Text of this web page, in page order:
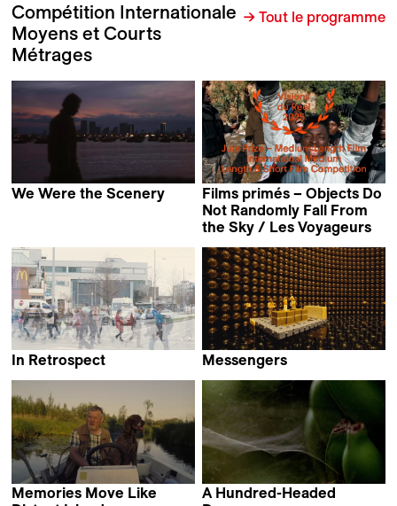
Compétition Internationale
Moyens et Courts
Métrages
→ Tout le programme
We Were the Scenery
Films primés – Objects Do
Not Randomly Fall From
the Sky / Les Voyageurs
In Retrospect
Mila Zhluktenko
Messengers
Memories Move Like
A Hundred-Headed